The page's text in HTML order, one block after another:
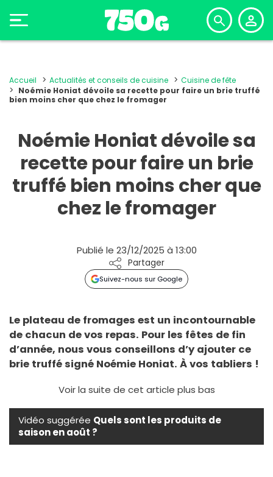
Accueil Actualités et conseils de cuisine
Cuisine de fête
Noémie Honiat dévoile sa recette pour faire un brie truffé
bien moins cher que chez le fromager
Noémie Honiat dévoile sa
recette pour faire un brie
truffé bien moins cher que
chez le fromager
Publié le 23/12/2025 à 13:00
Partager
Suivez-nous sur Google
Le plateau de fromages est un incontournable
de chacun de vos repas. Pour les fêtes de fin
d’année, nous vous conseillons d’y ajouter ce
brie truffé signé Noémie Honiat. À vos tabliers !
Voir la suite de cet article plus bas
Vidéo suggérée Quels sont les produits de
saison en août ?